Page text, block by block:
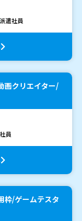
派遣社員
画クリエイター/
員
枠/ゲームテスタ